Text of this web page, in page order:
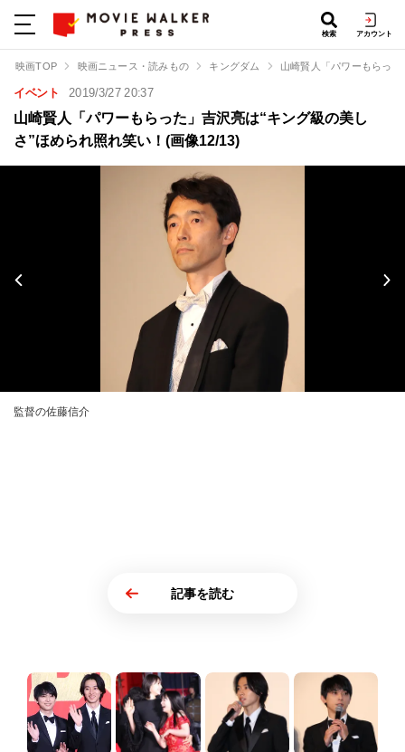
検索 アカウント
映画TOP 映画ニュース・読みもの キングダム 山崎賢人「パワーもらっ
イベント 2019/3/27 20:37
山崎賢人「パワーもらった」吉沢亮は“キング級の美し
さ”ほめられ照れ笑い！(画像12/13)
監督の佐藤信介
記事を読む